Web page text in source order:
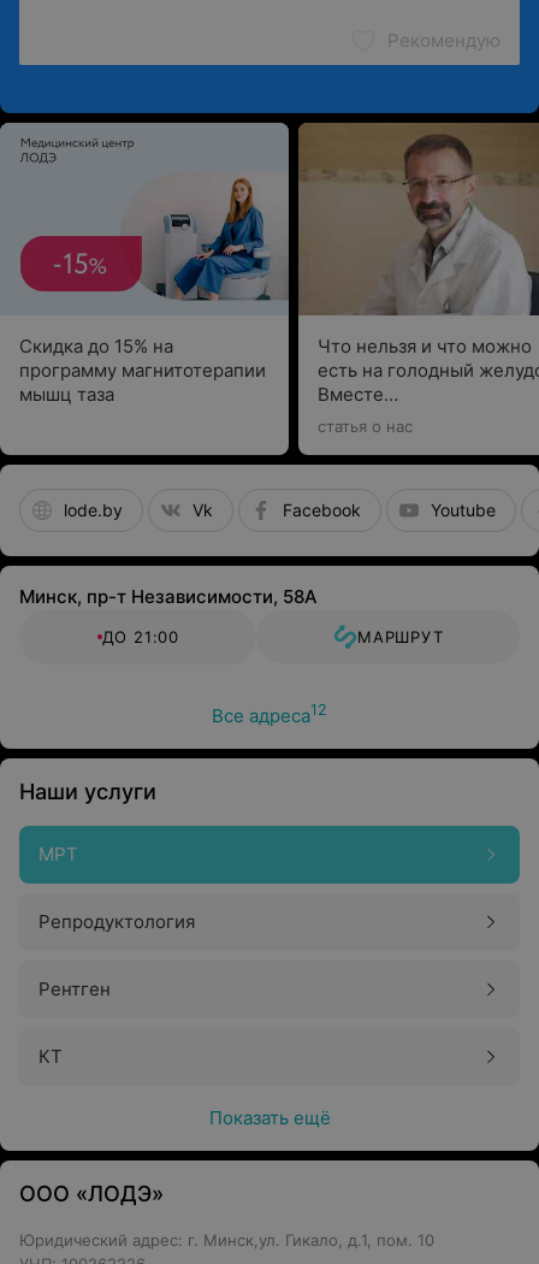
Записаться на прием, уточнить стоимость услуг
можно по телефону у специалистов call-центра
(Минск).
Рекомендую
Скидка до 15% на
программу магнитотерапии
мышц таза
Что нельзя и что можно
есть на голодный
Вместе
с гастроэнтерологом
варианты
статья о нас
lode.by Vk Facebook Youtube
Минск, пр-т Независимости, 58А
ДО 21:00 МАРШРУТ
Все адреса12
Наши услуги
МРТ
Репродуктология
Рентген
КТ
Показать ещё
ООО «ЛОДЭ»
Юридический адрес: г. Минск,ул. Гикало, д.1, пом. 10